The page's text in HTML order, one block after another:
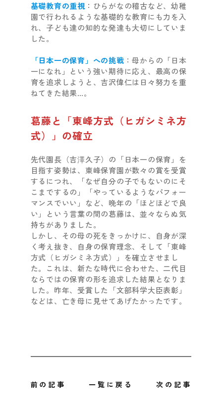
基礎教育の重視：ひらがなの稽古など、幼稚
園で行われるような基礎的な教育にも力を入
れ、子ども達の知的な発達も大切にしていま
した。
「日本一の保育」への挑戦 ：母からの「日本
一になれ」という強い期待に応え、最高の保
育を追求しようと、吉沢偉仁は日々努力を重
ねてきた結果…。
葛藤と「東峰方式（ヒガシミネ方
式）」の確立
先代園長（吉澤久子）の「日本一の保育」を
目指す姿勢は、東峰保育園が数々の賞を受賞
するにつれ、「なぜ自分の子でもないのにそ
こまでするの」「やっているようなパフォー
マンスでいい」など、晩年の「ほどほどで良
い」という言葉の間の葛藤は、並々ならぬ気
持ちがありました。
しかし、その母の死をきっかけに、自身が深
く考え抜き、自身の保育理念、そして「東峰
方式（ヒガシミネ方式）」を確立させまし
た。これは、新たな時代に合わせた、二代目
ならではの保育の形を追求した結果となりま
した。昨年、受賞した「文部科学大臣表彰」
などは、亡き母に見せてあげたかったです。
前の記事 次の記事
一覧に戻る